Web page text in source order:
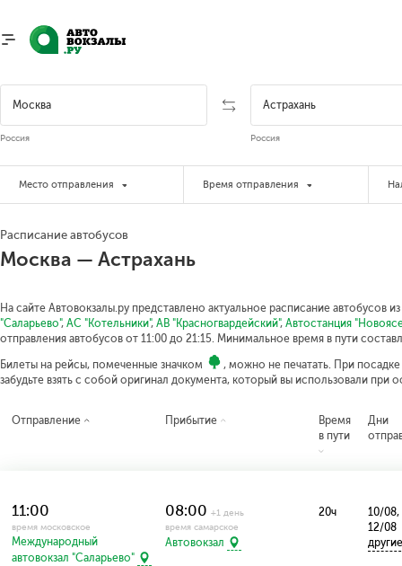
Россия Россия
Место отправления Время отправления
Расписание автобусов
Москва — Астрахань
На сайте Автовокзалы.ру представлено актуальное расписание автобусов
"Саларьево", АС "Котельники", АВ "Красногвардейский", Автостанция
отправления автобусов от 11:00 до 21:15. Минимальное время в пути
Билеты на рейсы, помеченные значком
, можно не печатать. При
забудьте взять с собой оригинал документа, который вы использовали при
Отправление Прибытие
Время
в пути
Дни
11:00
время московское
Международный
автовокзал "Саларьево"
08:00+1 день
время самарское
Автовокзал
20ч
10/08,
12/08